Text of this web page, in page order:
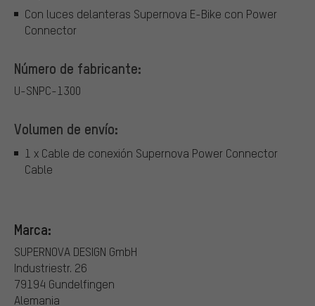
Con luces delanteras Supernova E-Bike con Power
Connector
Número de fabricante:
U-SNPC-1300
Volumen de envío:
1 x Cable de conexión Supernova Power Connector
Cable
Marca:
SUPERNOVA DESIGN GmbH
Industriestr. 26
79194 Gundelfingen
Alemania